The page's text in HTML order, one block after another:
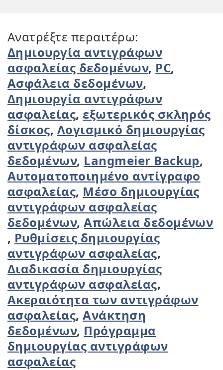
Ανατρέξτε περαιτέρω:
Δημιουργία αντιγράφων
ασφαλείας δεδομένων, PC,
Ασφάλεια δεδομένων,
Δημιουργία αντιγράφων
ασφαλείας, εξωτερικός σκληρός
δίσκος, Λογισμικό δημιουργίας
αντιγράφων ασφαλείας
δεδομένων, Langmeier Backup,
Αυτοματοποιημένο αντίγραφο
ασφαλείας, Μέσο δημιουργίας
αντιγράφων ασφαλείας
δεδομένων,Απώλεια δεδομένων
, Ρυθμίσεις δημιουργίας
αντιγράφων ασφαλείας,
Διαδικασία δημιουργίας
αντιγράφων ασφαλείας,
Ακεραιότητα των αντιγράφων
ασφαλείας,Ανάκτηση
δεδομένων, Πρόγραμμα
δημιουργίας αντιγράφων
ασφαλείας